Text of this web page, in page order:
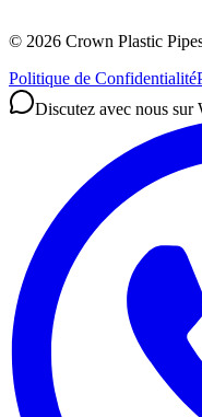
© 2026 Crown Plastic
Politique de Confidentialité
Discutez avec nous sur